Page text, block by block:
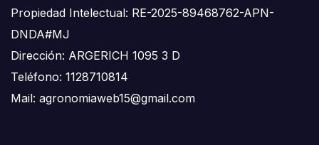
Propiedad Intelectual: RE-2025-89468762-APN-
DNDA#MJ
Dirección: ARGERICH 1095 3 D
Teléfono: 1128710814
Mail: agronomiaweb15@gmail.com